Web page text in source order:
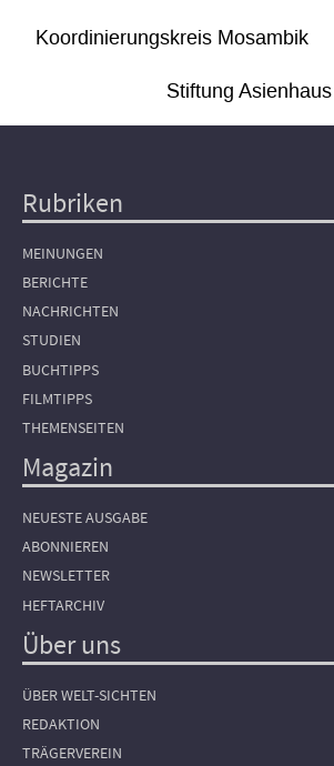
Koordinierungskreis Mosambik
Stiftung Asienhaus
Hauptnavigation
Rubriken
MEINUNGEN
BERICHTE
NACHRICHTEN
STUDIEN
BUCHTIPPS
FILMTIPPS
THEMENSEITEN
Magazin
NEUESTE AUSGABE
ABONNIEREN
NEWSLETTER
HEFTARCHIV
Über uns
ÜBER WELT-SICHTEN
REDAKTION
TRÄGERVEREIN